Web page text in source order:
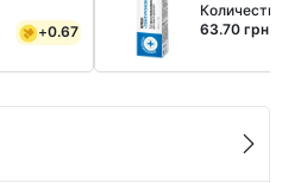
+0.67
63.70 грн